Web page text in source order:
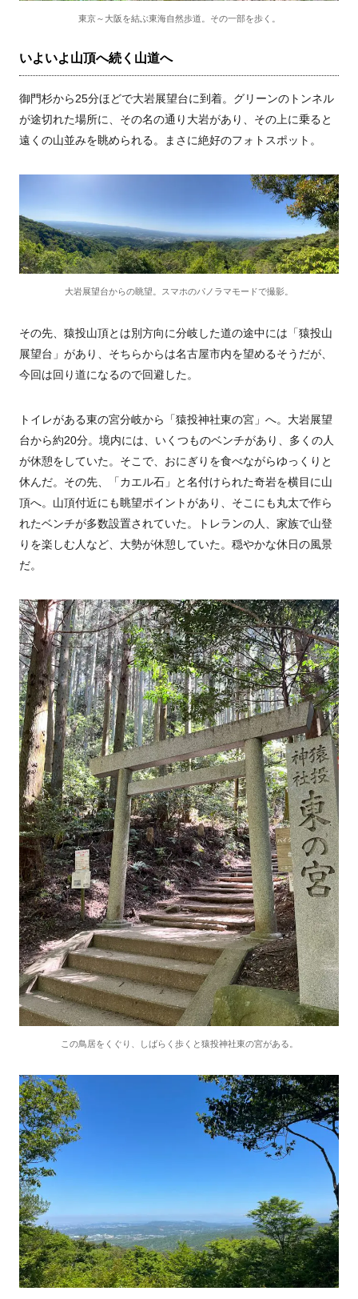
東京～大阪を結ぶ東海自然歩道。その一部を歩く。
いよいよ山頂へ続く山道へ
御門杉から25分ほどで大岩展望台に到着。グリーンのトンネル
が途切れた場所に、その名の通り大岩があり、その上に乗ると
遠くの山並みを眺められる。まさに絶好のフォトスポット。
大岩展望台からの眺望。スマホのパノラマモードで撮影。
その先、猿投山頂とは別方向に分岐した道の途中には「猿投山
展望台」があり、そちらからは名古屋市内を望めるそうだが、
今回は回り道になるので回避した。
トイレがある東の宮分岐から「猿投神社東の宮」へ。大岩展望
台から約20分。境内には、いくつものベンチがあり、多くの人
が休憩をしていた。そこで、おにぎりを食べながらゆっくりと
休んだ。その先、「カエル石」と名付けられた奇岩を横目に山
頂へ。山頂付近にも眺望ポイントがあり、そこにも丸太で作ら
れたベンチが多数設置されていた。トレランの人、家族で山登
りを楽しむ人など、大勢が休憩していた。穏やかな休日の風景
だ。
この鳥居をくぐり、しばらく歩くと猿投神社東の宮がある。